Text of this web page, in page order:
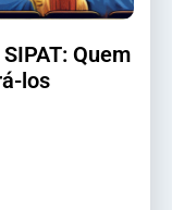
Quem
los